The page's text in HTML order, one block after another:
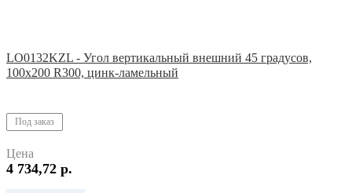
LO0132KZL - Угол вертикальный внешний 45 градусов,
100х200 R300, цинк-ламельный
Под заказ
Цена
4 734,72 р.